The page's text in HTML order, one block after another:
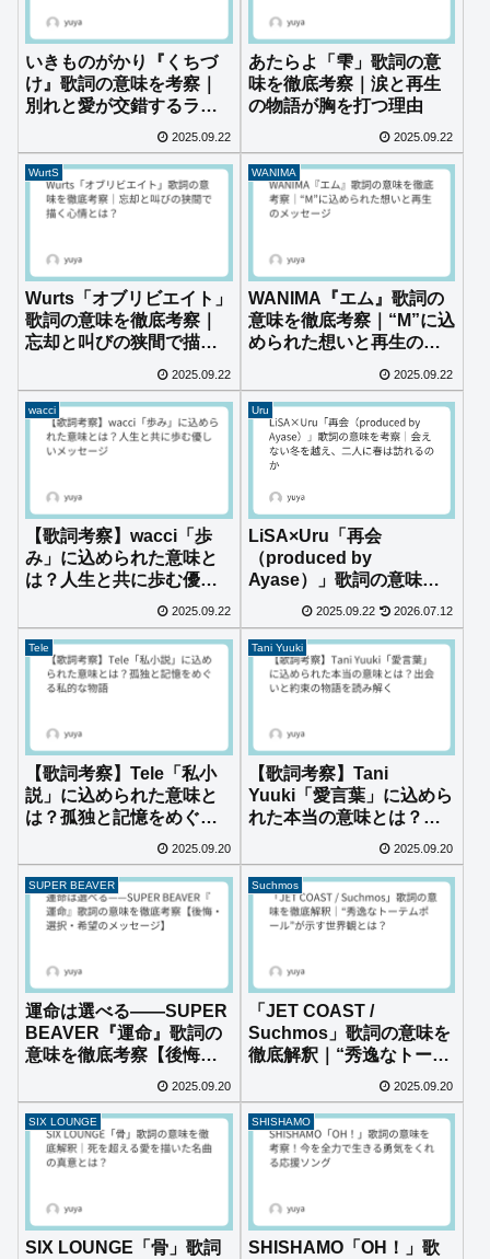
いきものがかり『くちづ
け』歌詞の意味を考察｜
別れと愛が交錯するラス
2025.09.22
あたらよ「雫」歌詞の意
味を徹底考察｜涙と再生
の物語が胸を打つ理由
2025.09.22
WurtS
Wurts「オブリビエイト」
歌詞の意味を徹底考察｜
忘却と叫びの狭間で描く
2025.09.22
WANIMA
WANIMA『エム』歌詞の
意味を徹底考察｜“M”に込
められた想いと再生のメ
2025.09.22
wacci
【歌詞考察】wacci「歩
み」に込められた意味と
は？人生と共に歩む優し
2025.09.22
Uru
LiSA×Uru「再会
（produced by
Ayase）」歌詞の意味を
考察｜会えない冬を越
え、二人に春は訪れるの
か
2025.09.22 2026.07.12
Tele
【歌詞考察】Tele「私小
説」に込められた意味と
は？孤独と記憶をめぐる
2025.09.20
Tani Yuuki
【歌詞考察】Tani
Yuuki「愛言葉」に込めら
れた本当の意味とは？出
会いと約束の物語を読み
解く
2025.09.20
SUPER BEAVER
運命は選べる——SUPER
BEAVER『運命』歌詞の
意味を徹底考察【後悔・
選択・希望のメッセー
ジ】
2025.09.20
Suchmos
「JET COAST /
Suchmos」歌詞の意味を
徹底解釈｜“秀逸なトーテ
ムポール”が示す世界観と
は？
2025.09.20
SIX LOUNGE
SIX LOUNGE「骨」歌詞
SHISHAMO
SHISHAMO「OH！」歌